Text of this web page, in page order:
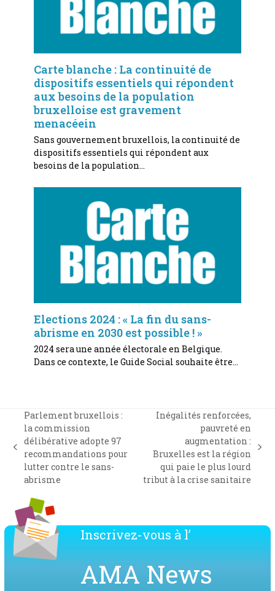
Carte blanche : La continuité de
dispositifs essentiels qui répondent
aux besoins de la population
bruxelloise est gravement
menacéein
Sans gouvernement bruxellois, la continuité de
dispositifs essentiels qui répondent aux
besoins de la population…
Elections 2024 : « La fin du sans-
abrisme en 2030 est possible ! »
2024 sera une année électorale en Belgique.
Dans ce contexte, le Guide Social souhaite être…
previous
post:
Parlement bruxellois :
la commission
délibérative adopte 97
recommandations pour
lutter contre le sans-
abrisme
next
post:
Inégalités renforcées,
pauvreté en
augmentation :
Bruxelles est la région
qui paie le plus lourd
tribut à la crise sanitaire
Inscrivez-vous à l’
AMA News